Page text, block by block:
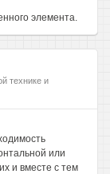
элемента.
технике и
или
и вместе с тем